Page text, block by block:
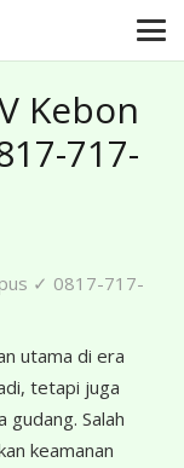
Kebon
717-
✓ 0817-717-
utama di era
tetapi juga
Salah
keamanan